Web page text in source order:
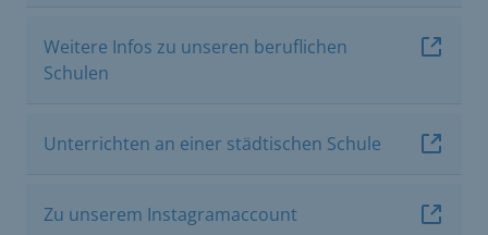
Weitere Infos zu unseren beruflichen
Schulen
Unterrichten an einer städtischen Schule
Zu unserem Instagramaccount